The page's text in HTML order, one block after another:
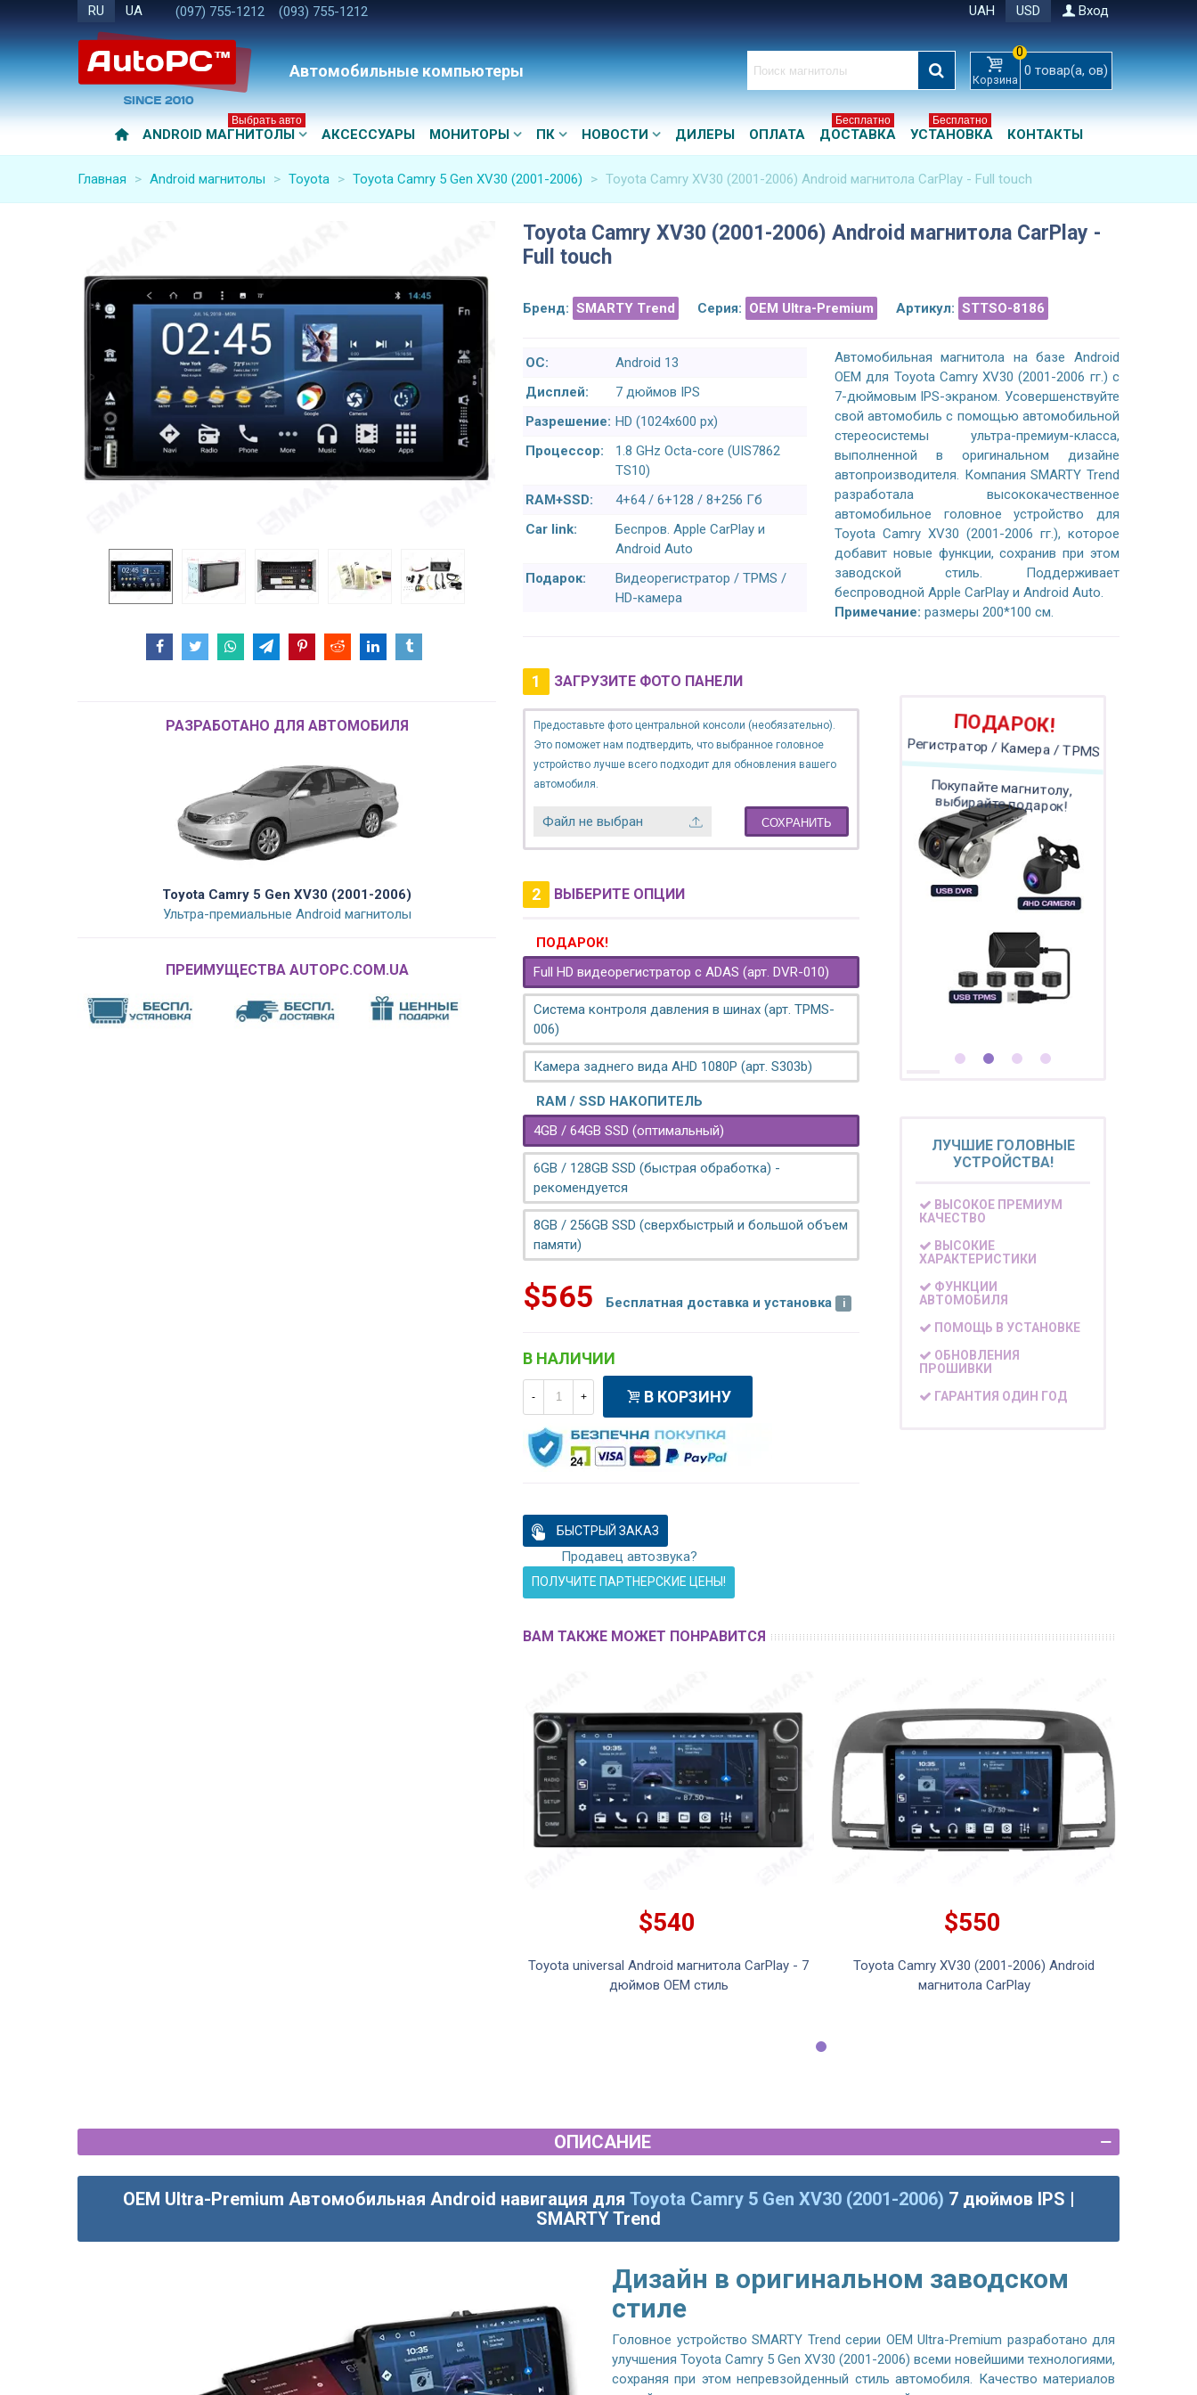
RU UA (097) 755-1212 (093) 755-1212 UAH USD Вход
Автомобильные компьютеры Корзина
0
0 товар(а, ов)
ANDROID МАГНИТОЛЫ
Выбрать авто
АКСЕССУАРЫ МОНИТОРЫ ПК НОВОСТИ ДИЛЕРЫ ОПЛАТА ДОСТАВКА
Бесплатно
УСТАНОВКА
Бесплатно
КОНТАКТЫ
Главная > Android магнитолы > Toyota > Toyota Camry 5 Gen XV30 (2001-2006) > Toyota Camry XV30 (2001-2006) Android магнитола CarPlay - Full touch
РАЗРАБОТАНО ДЛЯ АВТОМОБИЛЯ
Toyota Camry 5 Gen XV30 (2001-2006)
Ультра-премиальные Android магнитолы
ПРЕИМУЩЕСТВА AUTOPC.COM.UA
Toyota Camry XV30 (2001-2006) Android магнитола CarPlay -
Full touch
Бренд: SMARTY Trend Серия: OEM Ultra-Premium Артикул: STTSO-8186
ОС:
Android 13
Дисплей:
7 дюймов IPS
Разрешение: HD (1024х600 px)
Процессор:
1.8 GHz Octa-core (UIS7862
TS10)
RAM+SSD:
4+64 / 6+128 / 8+256 Гб
Car link:
Беспров. Apple CarPlay и
Android Auto
Подарок:
Видеорегистратор / TPMS /
HD-камера
Автомобильная магнитола на базе Android
OEM для Toyota Camry XV30 (2001-2006 гг.) с
7-дюймовым IPS-экраном. Усовершенствуйте
свой автомобиль с помощью автомобильной
стереосистемы ультра-премиум-класса,
выполненной в оригинальном дизайне
автопроизводителя. Компания SMARTY Trend
разработала высококачественное
автомобильное головное устройство для
Toyota Camry XV30 (2001-2006 гг.), которое
добавит новые функции, сохранив при этом
заводской стиль. Поддерживает
беспроводной Apple CarPlay и Android Auto.
Примечание: размеры 200*100 см.
1 ЗАГРУЗИТЕ ФОТО ПАНЕЛИ
Предоставьте фото центральной консоли (необязательно).
Это поможет нам подтвердить, что выбранное головное
устройство лучше всего подходит для обновления вашего
автомобиля.
Файл не выбран СОХРАНИТЬ
2 ВЫБЕРИТЕ ОПЦИИ
ПОДАРОК!
Full HD видеорегистратор с ADAS (арт. DVR-010)
Система контроля давления в шинах (арт. TPMS-
006)
Камера заднего вида AHD 1080P (арт. S303b)
RAM / SSD НАКОПИТЕЛЬ
4GB / 64GB SSD (оптимальный)
6GB / 128GB SSD (быстрая обработка) -
рекомендуется
8GB / 256GB SSD (сверхбыстрый и большой объем
памяти)
$565 Бесплатная доставка и установка
В НАЛИЧИИ
- + В КОРЗИНУ
БЫСТРЫЙ ЗАКАЗ
Продавец автозвука?
ПОЛУЧИТЕ ПАРТНЕРСКИЕ ЦЕНЫ!
ПОДАРОК!
Регистратор / Камера / TPMS
Покупайте магнитолу,
выбирайте подарок!
ЛУЧШИЕ ГОЛОВНЫЕ
УСТРОЙСТВА!
ВЫСОКОЕ ПРЕМИУМ
КАЧЕСТВО
ВЫСОКИЕ
ХАРАКТЕРИСТИКИ
ФУНКЦИИ
АВТОМОБИЛЯ
ПОМОЩЬ В УСТАНОВКЕ
ОБНОВЛЕНИЯ
ПРОШИВКИ
ГАРАНТИЯ ОДИН ГОД
ВАМ ТАКЖЕ МОЖЕТ ПОНРАВИТСЯ
$540
Toyota universal Android магнитола CarPlay - 7
дюймов OEM стиль
$550
Toyota Camry XV30 (2001-2006) Android
магнитола CarPlay
ОПИСАНИЕ
OEM Ultra-Premium Автомобильная Android навигация для Toyota Camry 5 Gen XV30 (2001-2006) 7 дюймов IPS |
SMARTY Trend
Дизайн в оригинальном заводском
стиле
Головное устройство SMARTY Trend серии OEM Ultra-Premium разработано для
улучшения Toyota Camry 5 Gen XV30 (2001-2006) всеми новейшими технологиями,
сохраняя при этом непревзойденный стиль автомобиля. Качество материалов